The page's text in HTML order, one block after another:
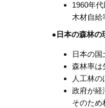
1960年
木材自給
●日本の森林の
日本の国
森林率は
人工林
政府が経
そのため